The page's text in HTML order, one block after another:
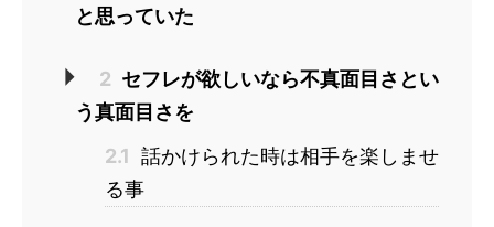
と思っていた
2 セフレが欲しいなら不真面目さとい
う真面目さを
2.1 話かけられた時は相手を楽しませ
る事